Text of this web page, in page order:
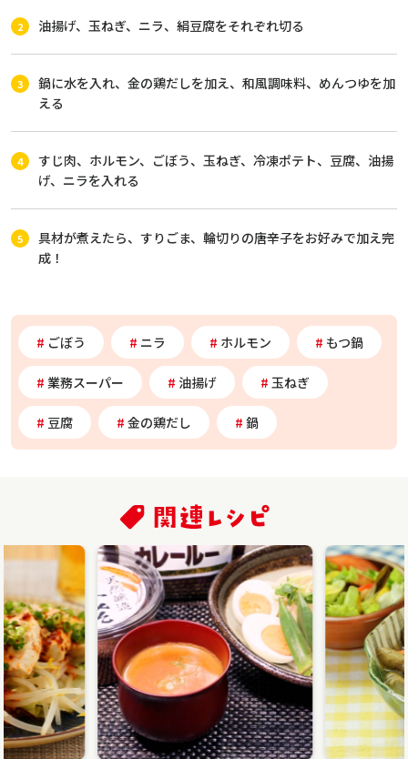
油揚げ、玉ねぎ、ニラ、絹豆腐をそれぞれ切る
鍋に水を入れ、金の鶏だしを加え、和風調味料、めんつゆを加
える
すじ肉、ホルモン、ごぼう、玉ねぎ、冷凍ポテト、豆腐、油揚
げ、ニラを入れる
具材が煮えたら、すりごま、輪切りの唐辛子をお好みで加え完
成！
ごぼう ニラ ホルモン もつ鍋
業務スーパー 油揚げ 玉ねぎ
豆腐 金の鶏だし 鍋